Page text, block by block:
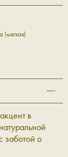
(мягкая)
в
заботой о